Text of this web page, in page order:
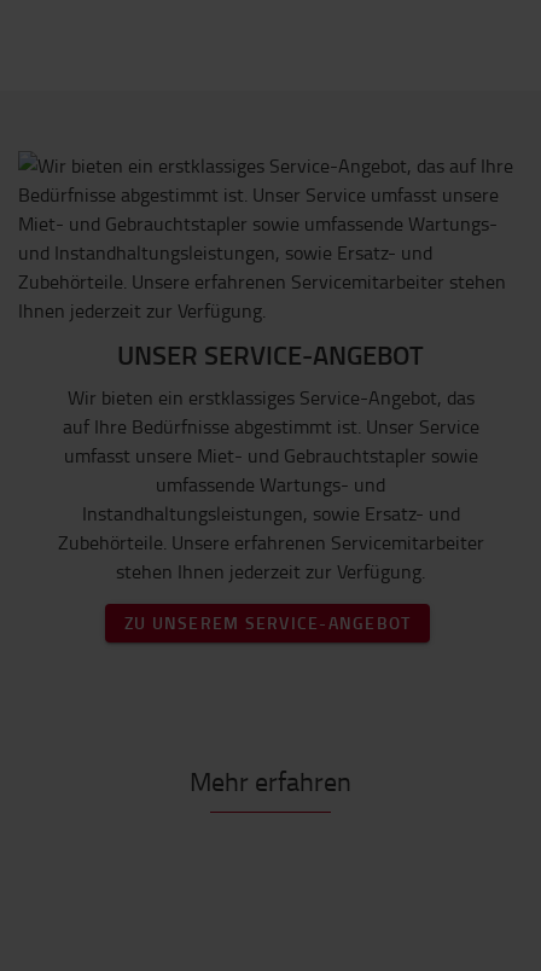
UNSER SERVICE-ANGEBOT
Wir bieten ein erstklassiges Service-Angebot, das
auf Ihre Bedürfnisse abgestimmt ist. Unser Service
umfasst unsere Miet- und Gebrauchtstapler sowie
umfassende Wartungs- und
Instandhaltungsleistungen, sowie Ersatz- und
Zubehörteile. Unsere erfahrenen Servicemitarbeiter
stehen Ihnen jederzeit zur Verfügung.
ZU UNSEREM SERVICE-ANGEBOT
Mehr erfahren